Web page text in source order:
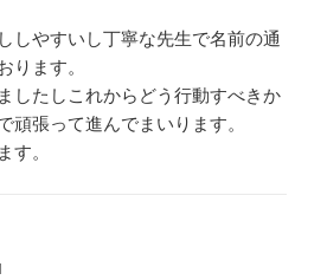
しやすいし丁寧な先生で名前の通
ります。
したしこれからどう行動すべきか
頑張って進んでまいります。
す。